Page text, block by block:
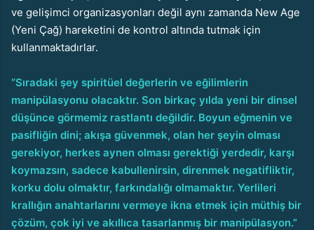
ve gelişimci organizasyonları değil aynı zamanda New Age
(Yeni Çağ) hareketini de kontrol altında tutmak için
kullanmaktadırlar.
“Sıradaki şey spiritüel değerlerin ve eğilimlerin
manipülasyonu olacaktır. Son birkaç yılda yeni bir dinsel
düşünce görmemiz rastlantı değildir. Boyun eğmenin ve
pasifliğin dini; akışa güvenmek, olan her şeyin olması
gerekiyor, herkes aynen olması gerektiği yerdedir, karşı
koymazsın, sadece kabullenirsin, direnmek negatifliktir,
korku dolu olmaktır, farkındalığı olmamaktır. Yerlileri
krallığın anahtarlarını vermeye ikna etmek için müthiş bir
çözüm, çok iyi ve akıllıca tasarlanmış bir manipülasyon.”